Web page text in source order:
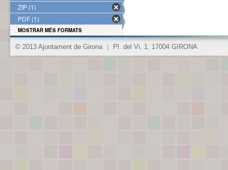
ZIP (1)
PDF (1)
MOSTRAR MÉS FORMATS
© 2013 Ajuntament de Girona Pl. del Vi, 1. 17004 GIRONA